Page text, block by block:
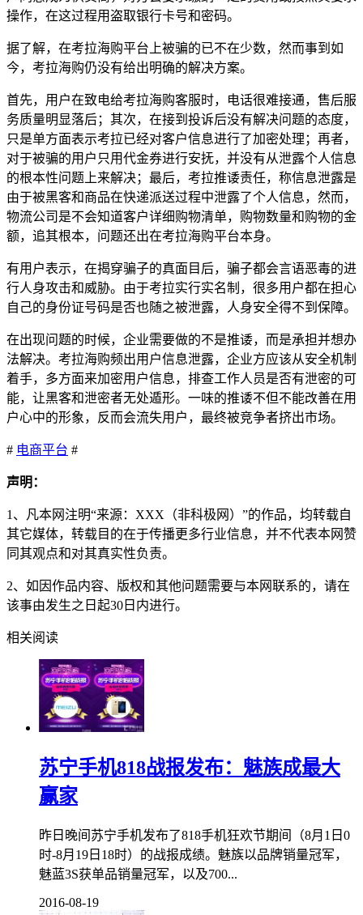
操作，在这过程用盗取银行卡号和密码。
据了解，在考拉海购平台上被骗的已不在少数，然而事到如
今，考拉海购仍没有给出明确的解决方案。
首先，用户在致电给考拉海购客服时，电话很难接通，售后服
务质量明显落后；其次，在接到投诉后没有解决问题的态度，
只是单方面表示考拉已经对客户信息进行了加密处理；再者，
对于被骗的用户只用代金券进行安抚，并没有从泄露个人信息
的根本性问题上来解决；最后，考拉推诿责任，称信息泄露是
由于被黑客和商品在快递派送过程中泄露了个人信息，然而，
物流公司是不会知道客户详细购物清单，购物数量和购物的金
额，追其根本，问题还出在考拉海购平台本身。
有用户表示，在揭穿骗子的真面目后，骗子都会言语恶毒的进
行人身攻击和威胁。由于考拉实行实名制，很多用户都在担心
自己的身份证号码是否也随之被泄露，人身安全得不到保障。
在出现问题的时候，企业需要做的不是推诿，而是承担并想办
法解决。考拉海购频出用户信息泄露，企业方应该从安全机制
着手，多方面来加密用户信息，排查工作人员是否有泄密的可
能，让黑客和泄密者无处遁形。一味的推诿不但不能改善在用
户心中的形象，反而会流失用户，最终被竞争者挤出市场。
# 电商平台 #
声明：
1、凡本网注明“来源：XXX（非科极网）”的作品，均转载自
其它媒体，转载目的在于传播更多行业信息，并不代表本网赞
同其观点和对其真实性负责。
2、如因作品内容、版权和其他问题需要与本网联系的，请在
该事由发生之日起30日内进行。
相关阅读
苏宁手机818战报发布：魅族成最大
赢家
昨日晚间苏宁手机发布了818手机狂欢节期间（8月1日0
时-8月19日18时）的战报成绩。魅族以品牌销量冠军，
魅蓝3S获单品销量冠军，以及700...
2016-08-19